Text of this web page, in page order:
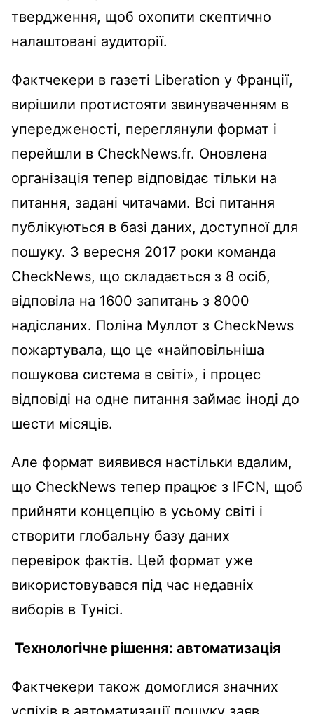
твердження, щоб охопити скептично
налаштовані аудиторії.
Фактчекери в газеті Liberation у Франції,
вирішили протистояти звинуваченням в
упередженості, переглянули формат і
перейшли в CheckNews.fr. Оновлена ​​
організація тепер відповідає тільки на
питання, задані читачами. Всі питання
публікуються в базі даних, доступної для
пошуку. З вересня 2017 роки команда
CheckNews, що складається з 8 осіб,
відповіла на 1600 запитань з 8000
надісланих. Поліна Муллот з CheckNews
пожартувала, що це «найповільніша
пошукова система в світі», і процес
відповіді на одне питання займає іноді до
шести місяців.
Але формат виявився настільки вдалим,
що CheckNews тепер працює з IFCN, щоб
прийняти концепцію в усьому світі і
створити глобальну базу даних
перевірок фактів. Цей формат уже
використовувався під час недавніх
виборів в Тунісі.
Технологічне рішення: автоматизація
Фактчекери також домоглися значних